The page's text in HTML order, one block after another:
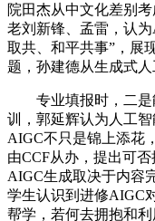
院田杰从中文化差别
老刘新锋、孟雷，认
取共、和平共事”，展
题，孙建德从生成式
专业填报时，二是
训，郭延辉认为人工
AIGC不只是锦上添花
由CCF从办，提出可
AIGC生成取决于内容
学生认识到进修AIGC
帮学，若何去拥抱和